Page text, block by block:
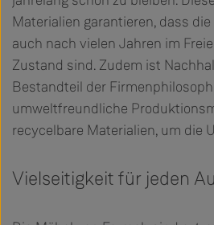
Materialien garantieren, dass
auch nach vielen Jahren im
Zustand sind. Zudem ist
Bestandteil der
umweltfreundliche
recycelbare Materialien, um die
Vielseitigkeit für jeden